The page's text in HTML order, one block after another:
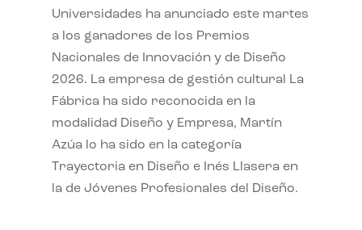
Universidades ha anunciado este martes
a los ganadores de los Premios
Nacionales de Innovación y de Diseño
2026. La empresa de gestión cultural La
Fábrica ha sido reconocida en la
modalidad Diseño y Empresa, Martín
Azúa lo ha sido en la categoría
Trayectoria en Diseño e Inés Llasera en
la de Jóvenes Profesionales del Diseño.